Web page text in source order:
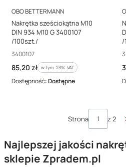
PRODUCENT
OBO BETTERMANN
Nakrętka sześciokątna M10
DIN 934 M10 G 3400107
/100szt./
Kod producenta
3400107
Cena brutto
85,20 zł w tym %s VAT
w tym 23% VAT
Dostępność:Dostępne
/
Strona z 2
Najlepszej jakości
sklepie Zpradem.pl